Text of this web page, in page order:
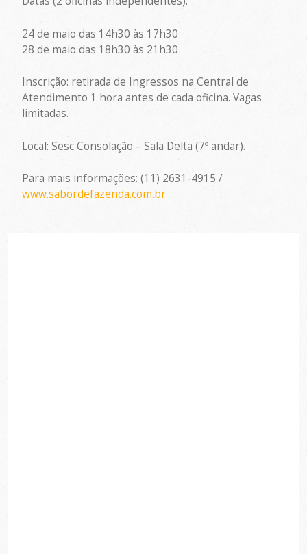
24 de maio das 14h30 às 17h30
28 de maio das 18h30 às 21h30
Inscrição: retirada de Ingressos na Central de
Atendimento 1 hora antes de cada oficina. Vagas
limitadas.
Local: Sesc Consolação – Sala Delta (7º andar).
Para mais informações: (11) 2631-4915 /
www.sabordefazenda.com.br